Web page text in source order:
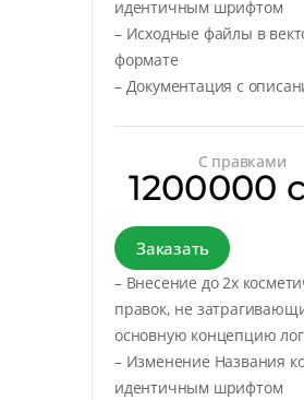
идентичным шрифтом
– Исходные файлы в
формате
– Документация с
С правками
1200000
Заказать
– Внесение до 2х
правок, не
основную концепцию
– Изменение Названия
идентичным шрифтом